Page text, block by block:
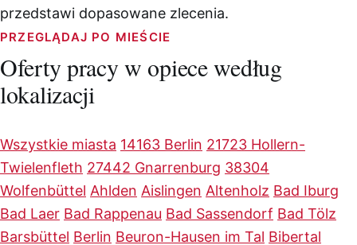
przedstawi dopasowane zlecenia.
PRZEGLĄDAJ PO MIEŚCIE
Oferty pracy w opiece według
lokalizacji
Wszystkie miasta 14163 Berlin 21723 Hollern-
Twielenfleth 27442 Gnarrenburg 38304
Wolfenbüttel Ahlden Aislingen Altenholz Bad Iburg
Bad Laer Bad Rappenau Bad Sassendorf Bad Tölz
Barsbüttel Berlin Beuron-Hausen im Tal Bibertal